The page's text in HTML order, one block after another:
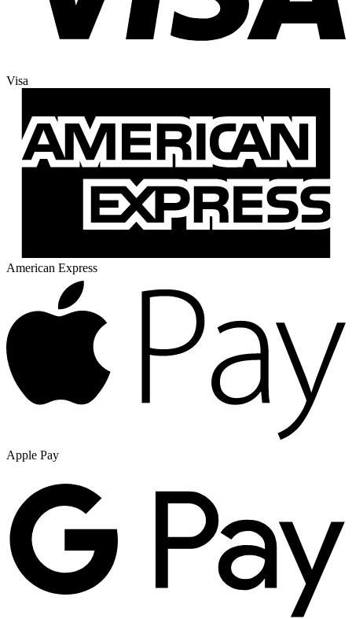
Visa
American Express
Apple Pay